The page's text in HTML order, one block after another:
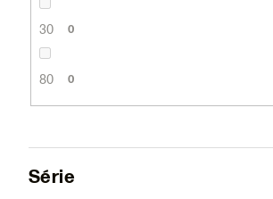
30 0
80 0
Série